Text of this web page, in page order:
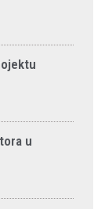
u